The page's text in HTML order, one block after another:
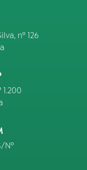
nº 126
Nº